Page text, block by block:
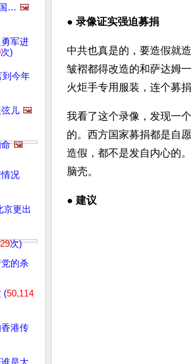
… 🖼️
军进
次)
到今年
儿 🖼️
🖼️
况
京更出
次)
党的杀
(50,114
港传
● 录像证实强迫募捐
中共也真是的，要造假就
皱褶都得改造的和萨达姆
火炬手专用服装，连个募
我看了这个录像，发现一
的。西方国家募捐都是自
造假，都不是发自内心的
脑壳。
● 建议